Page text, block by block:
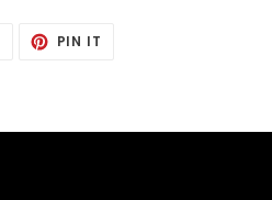
POSTINGPIN IT